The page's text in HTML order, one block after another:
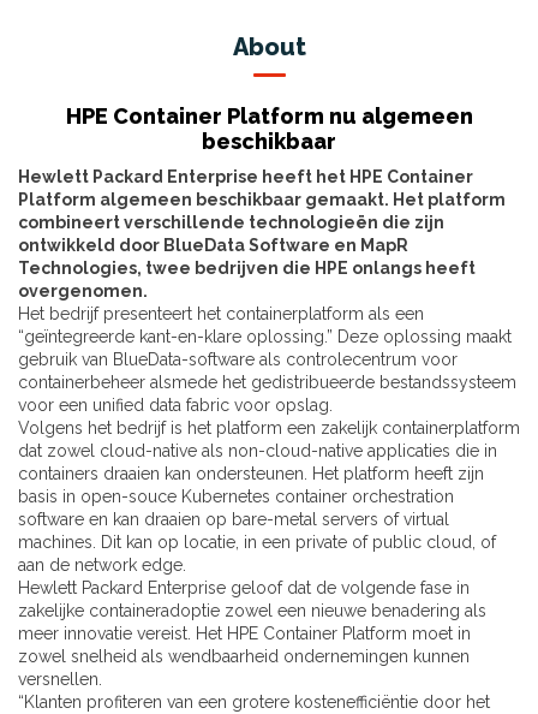
About
HPE Container Platform nu algemeen
beschikbaar
Hewlett Packard Enterprise heeft het HPE Container
Platform algemeen beschikbaar gemaakt. Het platform
combineert verschillende technologieën die zijn
ontwikkeld door BlueData Software en MapR
Technologies, twee bedrijven die HPE onlangs heeft
overgenomen.
Het bedrijf presenteert het containerplatform als een
“geïntegreerde kant-en-klare oplossing.” Deze oplossing maakt
gebruik van BlueData-software als controlecentrum voor
containerbeheer alsmede het gedistribueerde bestandssysteem
voor een unified data fabric voor opslag.
Volgens het bedrijf is het platform een zakelijk containerplatform
dat zowel cloud-native als non-cloud-native applicaties die in
containers draaien kan ondersteunen. Het platform heeft zijn
basis in open-souce Kubernetes container orchestration
software en kan draaien op bare-metal servers of virtual
machines. Dit kan op locatie, in een private of public cloud, of
aan de network edge.
Hewlett Packard Enterprise geloof dat de volgende fase in
zakelijke containeradoptie zowel een nieuwe benadering als
meer innovatie vereist. Het HPE Container Platform moet in
zowel snelheid als wendbaarheid ondernemingen kunnen
versnellen.
“Klanten profiteren van een grotere kostenefficiëntie door het